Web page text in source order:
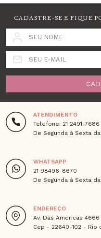
CADASTRE-SE E FIQUE
SEU NOME
SEU E-MAIL
ATENDIMENTO
Telefone: 21 2491-7686
De Segunda à Sexta
WHATSAPP
21 98496-8670
De Segunda à Sexta
ENDEREÇO
Av. Das Americas 4666
Cep - 22640-102 - Rio